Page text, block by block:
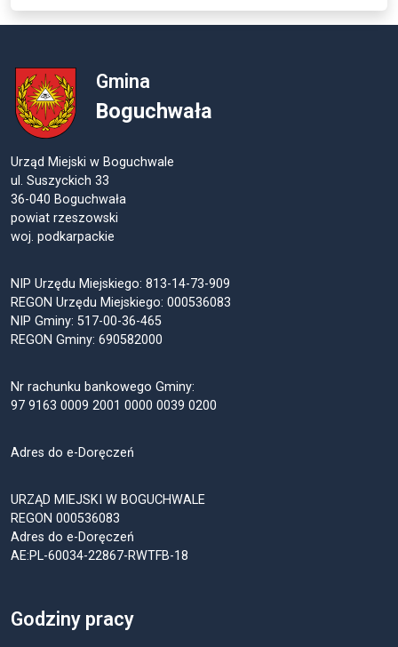
Gmina
Boguchwała
Urząd Miejski w Boguchwale
ul. Suszyckich 33
36-040 Boguchwała
powiat rzeszowski
woj. podkarpackie
NIP Urzędu Miejskiego: 813-14-73-909
REGON Urzędu Miejskiego: 000536083
NIP Gminy: 517-00-36-465
REGON Gminy: 690582000
Nr rachunku bankowego Gminy:
97 9163 0009 2001 0000 0039 0200
Adres do e-Doręczeń
URZĄD MIEJSKI W BOGUCHWALE
REGON 000536083
Adres do e-Doręczeń
AE:PL-60034-22867-RWTFB-18
Godziny pracy